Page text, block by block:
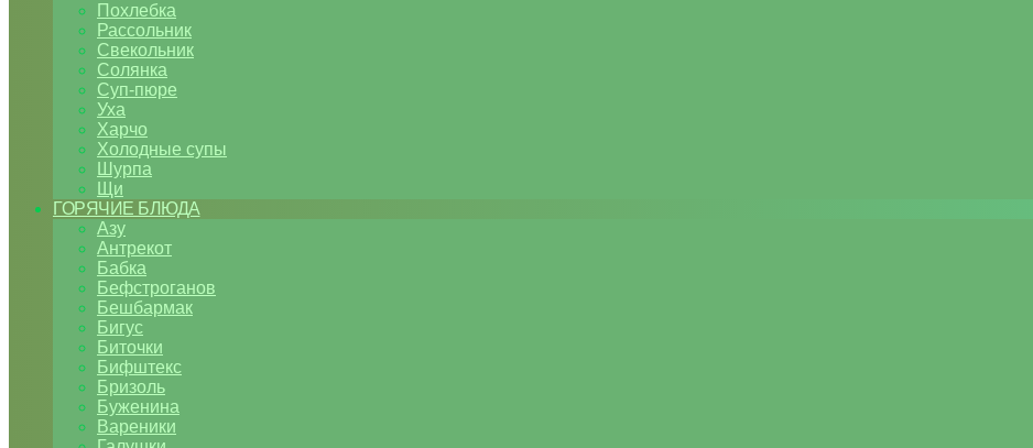
Похлебка
Рассольник
Свекольник
Солянка
Суп-пюре
Уха
Харчо
Холодные супы
Шурпа
Щи
ГОРЯЧИЕ БЛЮДА
Азу
Антрекот
Бабка
Бефстроганов
Бешбармак
Бигус
Биточки
Бифштекс
Бризоль
Буженина
Вареники